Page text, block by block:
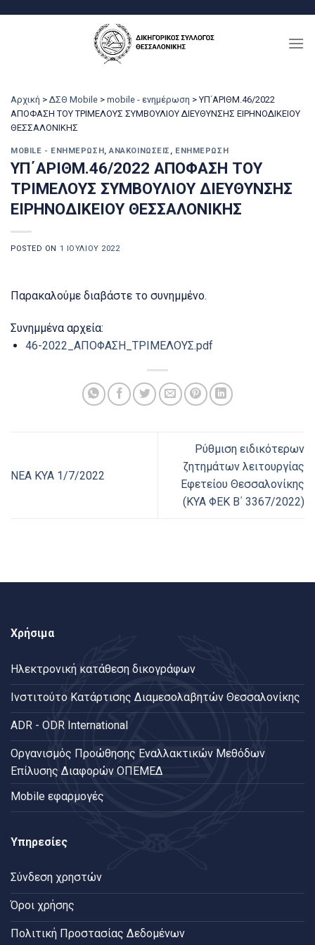
Αρχική > ΔΣΘ Mobile > mobile - ενημέρωση > ΥΠ΄ΑΡΙΘΜ.46/2022
ΑΠΟΦΑΣΗ ΤΟΥ ΤΡΙΜΕΛΟΥΣ ΣΥΜΒΟΥΛΙΟΥ ΔΙΕΥΘΥΝΣΗΣ ΕΙΡΗΝΟΔΙΚΕΙΟΥ
ΘΕΣΣΑΛΟΝΙΚΗΣ
MOBILE - ΕΝΗΜΈΡΩΣΗ,ΑΝΑΚΟΙΝΏΣΕΙΣ , ΕΝΗΜΈΡΩΣΗ
ΥΠ΄ΑΡΙΘΜ.46/2022 ΑΠΟΦΑΣΗ ΤΟΥ
ΤΡΙΜΕΛΟΥΣ ΣΥΜΒΟΥΛΙΟΥ ΔΙΕΥΘΥΝΣΗΣ
ΕΙΡΗΝΟΔΙΚΕΙΟΥ ΘΕΣΣΑΛΟΝΙΚΗΣ
POSTED ON 1 ΙΟΥΛΊΟΥ 2022
Παρακαλούμε διαβάστε το συνημμένο.
Συνημμένα αρχεία:
46-2022_ΑΠΟΦΑΣΗ_ΤΡΙΜΕΛΟΥΣ.pdf
ΝΕΑ ΚΥΑ 1/7/2022
Ρύθμιση ειδικότερων
ζητημάτων λειτουργίας
Εφετείου Θεσσαλονίκης
(ΚΥΑ ΦΕΚ Β΄ 3367/2022)
Χρήσιμα
Ηλεκτρονική κατάθεση δικογράφων
Ινστιτούτο Κατάρτισης Διαμεσολαβητών Θεσσαλονίκης
ADR - ODR International
Oργανισμός Προώθησης Εναλλακτικών Μεθόδων
Επίλυσης Διαφορών ΟΠΕΜΕΔ
Mobile εφαρμογές
Υπηρεσίες
Σύνδεση χρηστών
Όροι χρήσης
Πολιτική Προστασίας Δεδομένων